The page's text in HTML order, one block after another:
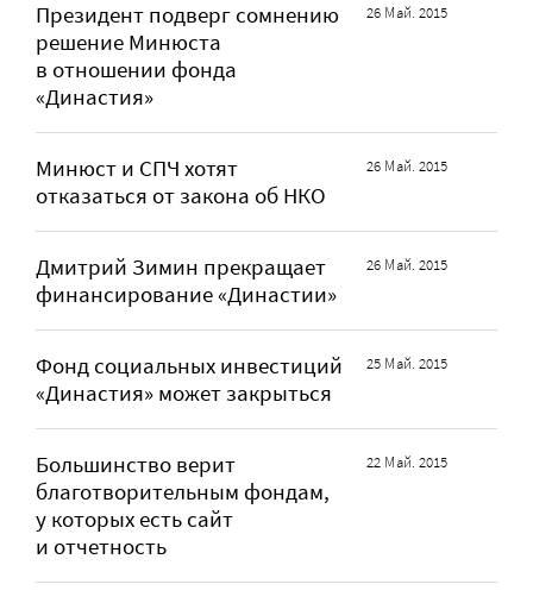
Президент подверг сомнению
решение Минюста
в отношении фонда
«Династия»
26 Май. 2015
Минюст и СПЧ хотят
отказаться от закона об НКО
26 Май. 2015
Дмитрий Зимин прекращает
финансирование «Династии»
26 Май. 2015
Фонд социальных инвестиций
«Династия» может закрыться
25 Май. 2015
Большинство верит
благотворительным фондам,
у которых есть сайт
и отчетность
22 Май. 2015